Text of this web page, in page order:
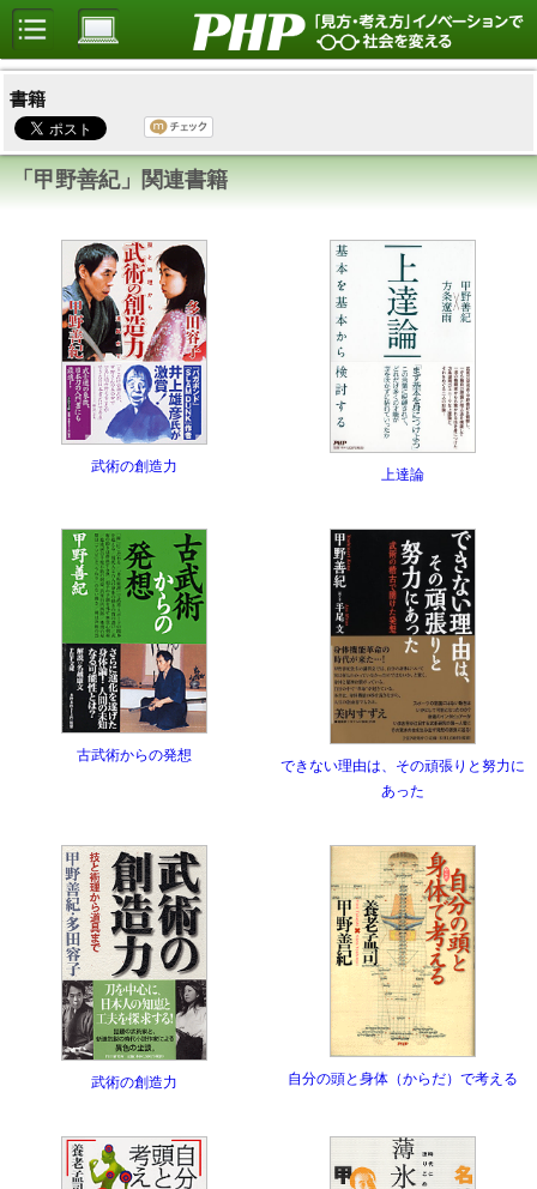
書籍
「甲野善紀」関連書籍
武術の創造力 上達論
古武術からの発想
できない理由は、その頑張りと努力に
あった
武術の創造力 自分の頭と身体（からだ）で考える